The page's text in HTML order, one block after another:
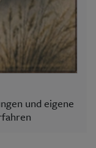
und eigene